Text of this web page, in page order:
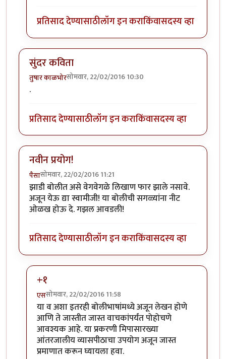
प्रतिसाद देण्यासाठीलॉग इन कराकिंवासदस्य व्हा
सुंदर कविता
तुषार काळभोरसोमवार, 22/02/2016 10:30
.
प्रतिसाद देण्यासाठीलॉग इन कराकिंवासदस्य व्हा
नवीन प्रयोग!
पैसासोमवार, 22/02/2016 11:21
झाडी बोलीत असे वेगवेगळे लिखाण फार झाले नसावे.
अजून येऊ द्या स्वामीजी! या बोलीची सगळ्यांना नीट
ओळख होऊ दे. गझल आवडली!
प्रतिसाद देण्यासाठीलॉग इन कराकिंवासदस्य व्हा
+१
एससोमवार, 22/02/2016 11:58
In reply toनवीन प्रयोग!byपैसा
या व अशा इतरही बोलीभाषांमध्ये अजून लेखन होणे
आणि ते जास्तीत जास्त वाचकांपर्यंत पोहोचणे
आवश्यक आहे. या प्रकरणी मिपासारख्या
आंतरजालीय व्यासपीठाचा उपयोग अजून जास्त
प्रमाणात करून घ्यायला हवा.